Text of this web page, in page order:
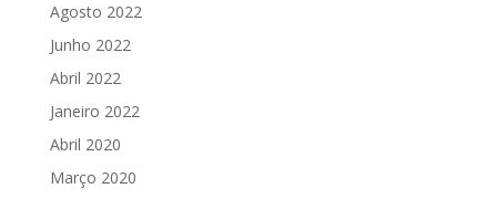
Agosto 2022
Junho 2022
Abril 2022
Janeiro 2022
Abril 2020
Março 2020